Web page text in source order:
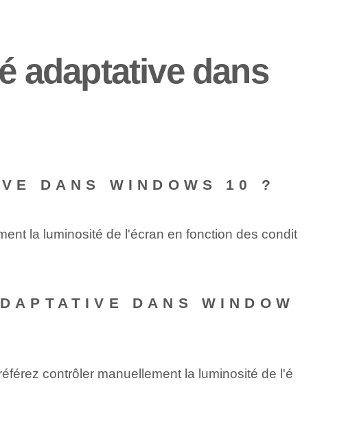
adaptative dans
DANS WINDOWS 10 ?
la luminosité de l'écran en fonction des condit
DANS WINDOW
contrôler manuellement la luminosité de l'é